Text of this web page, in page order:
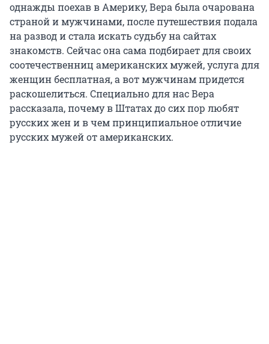
однажды поехав в Америку, Вера была очарована
страной и мужчинами, после путешествия подала
на развод и стала искать судьбу на сайтах
знакомств. Сейчас она сама подбирает для своих
соотечественниц американских мужей, услуга для
женщин бесплатная, а вот мужчинам придется
раскошелиться. Специально для нас Вера
рассказала, почему в Штатах до сих пор любят
русских жен и в чем принципиальное отличие
русских мужей от американских.